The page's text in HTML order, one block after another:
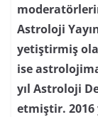
Astroloji
yetiştirmiş
ise
yıl Astroloji
etmiştir. 2016